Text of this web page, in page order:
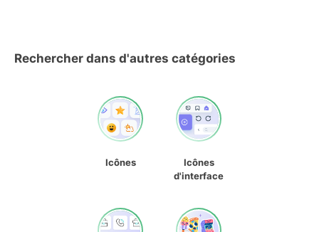
Rechercher dans d'autres catégories
Icônes
Icônes
d'interface